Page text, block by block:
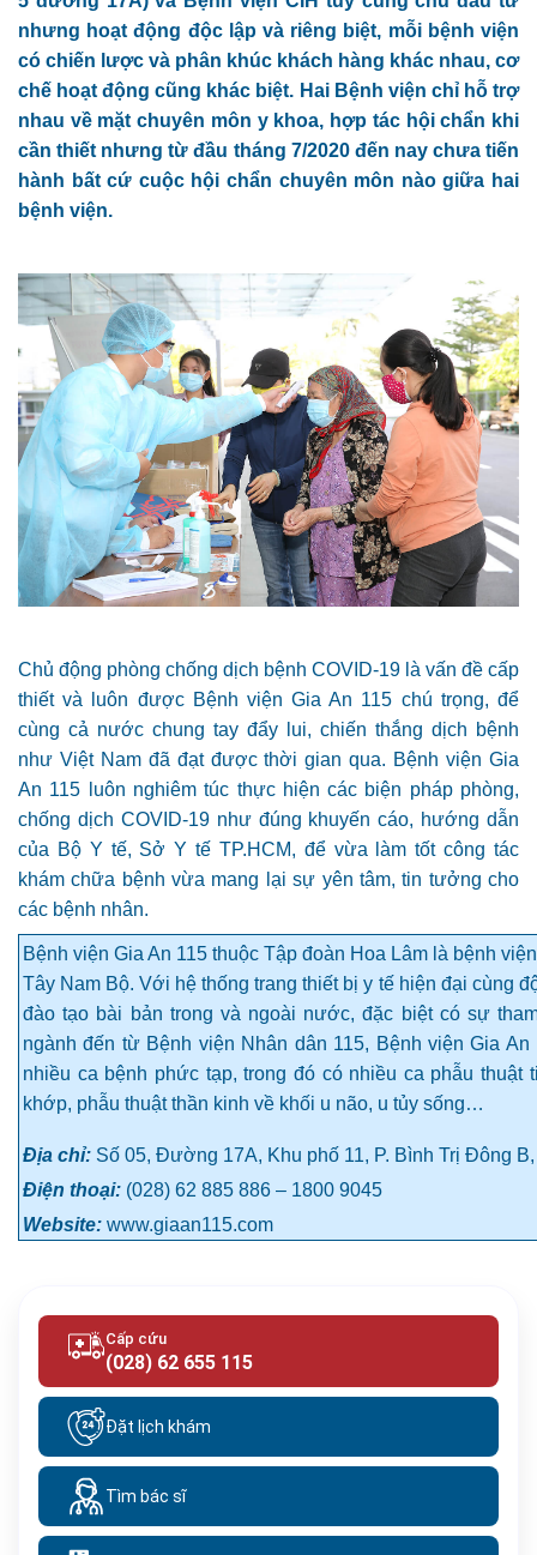
nhưng hoạt động độc lập và riêng biệt, mỗi bệnh viện
có chiến lược và phân khúc khách hàng khác nhau, cơ
chế hoạt động cũng khác biệt. Hai Bệnh viện chỉ hỗ trợ
nhau về mặt chuyên môn y khoa, hợp tác hội chẩn khi
cần thiết nhưng từ đầu tháng 7/2020 đến nay chưa tiến
hành bất cứ cuộc hội chẩn chuyên môn nào giữa hai
bệnh viện.
Chủ động phòng chống dịch bệnh COVID-19 là vấn đề cấp
thiết và luôn được Bệnh viện Gia An 115 chú trọng, để
cùng cả nước chung tay đẩy lui, chiến thắng dịch bệnh
như Việt Nam đã đạt được thời gian qua. Bệnh viện Gia
An 115 luôn nghiêm túc thực hiện các biện pháp phòng,
chống dịch COVID-19 như đúng khuyến cáo, hướng dẫn
của Bộ Y tế, Sở Y tế TP.HCM, để vừa làm tốt công tác
khám chữa bệnh vừa mang lại sự yên tâm, tin tưởng cho
các bệnh nhân.
Bệnh viện Gia An 115 thuộc Tập đoàn Hoa Lâm là bệnh
Tây Nam Bộ. Với hệ thống trang thiết bị y tế hiện đại cùng
đào tạo bài bản trong và ngoài nước, đặc biệt có sự
ngành đến từ Bệnh viện Nhân dân 115, Bệnh viện Gia
nhiều ca bệnh phức tạp, trong đó có nhiều ca phẫu thuật
khớp, phẫu thuật thần kinh về khối u não, u tủy sống…
Địa chỉ: Số 05, Đường 17A, Khu phố 11, P. Bình Trị Đông
Điện thoại: (028) 62 885 886 – 1800 9045
Website: www.giaan115.com
Cấp cứu
(028) 62 655 115
Đặt lịch khám
Tìm bác sĩ